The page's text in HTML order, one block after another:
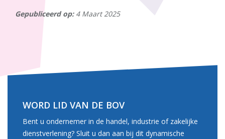
Gepubliceerd op:4 Maart 2025
WORD LID VAN DE BOV
Bent u ondernemer in de handel, industrie of zakelijke
dienstverlening? Sluit u dan aan bij dit dynamische